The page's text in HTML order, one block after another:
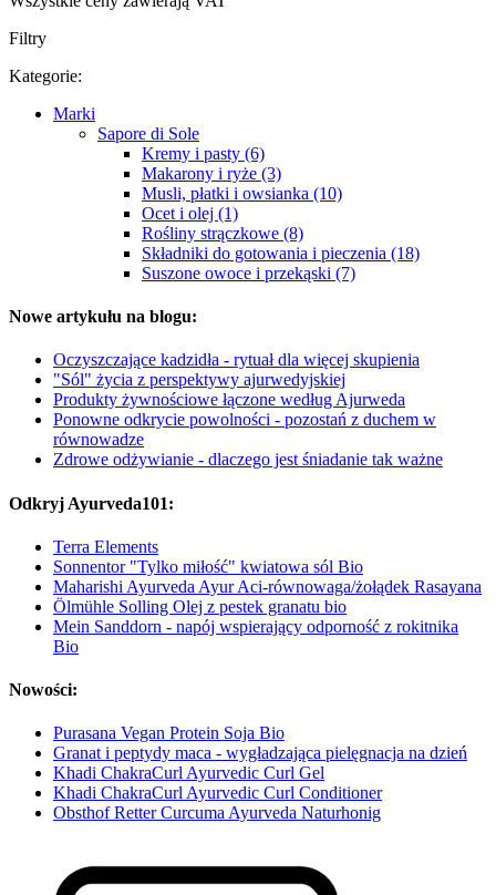
Filtry
Kategorie:
Marki
Sapore di Sole
Kremy i pasty (6)
Makarony i ryże (3)
Musli, płatki i owsianka (10)
Ocet i olej (1)
Rośliny strączkowe (8)
Składniki do gotowania i pieczenia (18)
Suszone owoce i przekąski (7)
Nowe artykułu na blogu:
Oczyszczające kadzidła - rytuał dla więcej skupienia
"Sól" życia z perspektywy ajurwedyjskiej
Produkty żywnościowe łączone według Ajurweda
Ponowne odkrycie powolności - pozostań z duchem w
równowadze
Zdrowe odżywianie - dlaczego jest śniadanie tak ważne
Odkryj Ayurveda101:
Terra Elements
Sonnentor "Tylko miłość" kwiatowa sól Bio
Maharishi Ayurveda Ayur Aci-równowaga/żołądek Rasayana
Ölmühle Solling Olej z pestek granatu bio
Mein Sanddorn - napój wspierający odporność z rokitnika
Bio
Nowości:
Purasana Vegan Protein Soja Bio
Granat i peptydy maca - wygładzająca pielęgnacja na dzień
Khadi ChakraCurl Ayurvedic Curl Gel
Khadi ChakraCurl Ayurvedic Curl Conditioner
Obsthof Retter Curcuma Ayurveda Naturhonig